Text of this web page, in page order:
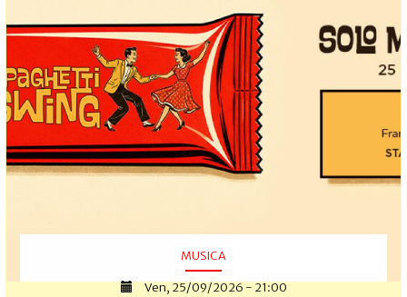
MUSICA
Ven, 25/09/2026 - 21:00